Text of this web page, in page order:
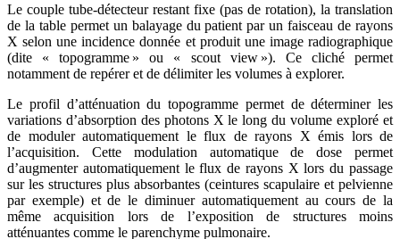
Le couple tube-détecteur restant fixe (pas de rotation), la translation
de la table permet un balayage du patient par un faisceau de rayons
X selon une incidence donnée et produit une image radiographique
(dite « topogramme » ou « scout view »). Ce cliché permet
notamment de repérer et de délimiter les volumes à explorer.
Le profil d’atténuation du topogramme permet de déterminer les
variations d’absorption des photons X le long du volume exploré et
de moduler automatiquement le flux de rayons X émis lors de
l’acquisition. Cette modulation automatique de dose permet
d’augmenter automatiquement le flux de rayons X lors du passage
sur les structures plus absorbantes (ceintures scapulaire et pelvienne
par exemple) et de le diminuer automatiquement au cours de la
même acquisition lors de l’exposition de structures moins
atténuantes comme le parenchyme pulmonaire.